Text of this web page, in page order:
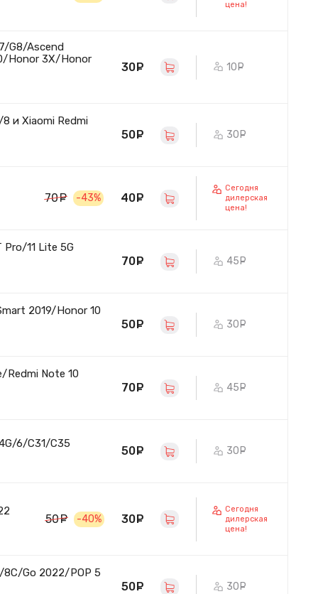
цена!
G8/Ascend
Honor 3X/Honor
30 руб. 10
и Xiaomi Redmi
50 руб. 30
70 руб.
-43% 40 руб.
Сегодня
дилерская
цена!
Pro/11 Lite 5G
70 руб. 45
2019/Honor 10
50 руб. 30
Redmi Note 10
70 руб. 45
6/C31/C35
50 руб. 30
50 руб.
-40% 30 руб.
Сегодня
дилерская
цена!
8C/Go 2022/POP 5
50 руб. 30